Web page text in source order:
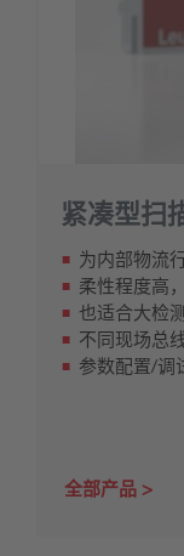
紧凑型扫
为内部物流
柔性程度高
也适合大检
不同现场总
参数配置/调
全部产品